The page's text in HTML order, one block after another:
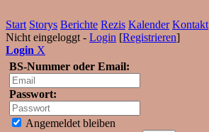
Start Storys Berichte Rezis Kalender Kontakt
Nicht eingeloggt - Login [Registrieren]
Login X
BS-Nummer oder Email:
Passwort:
Angemeldet bleiben